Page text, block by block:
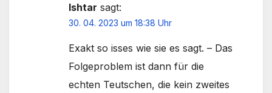
Ishtar sagt:
30. 04. 2023 um 18:38 Uhr
Exakt so isses wie sie es sagt. – Das
Folgeproblem ist dann für die
echten Teutschen, die kein zweites